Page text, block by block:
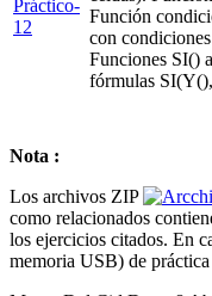
Práctico-
12
Función
con
Funciones SI()
fórmulas
Nota :
Los archivos ZIP
como relacionados
los ejercicios citados. En
memoria USB) de